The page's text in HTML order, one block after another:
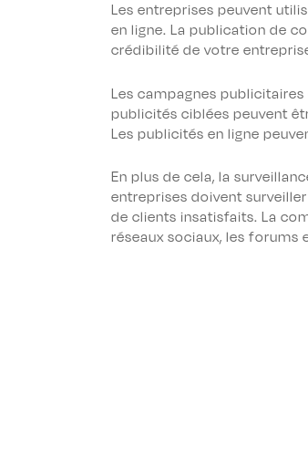
Les entreprises peuvent
en ligne. La publication de
crédibilité de votre
Les campagnes
publicités ciblées peuvent
Les publicités en ligne
En plus de cela, la
entreprises doivent
de clients insatisfaits. La
réseaux sociaux, les forums